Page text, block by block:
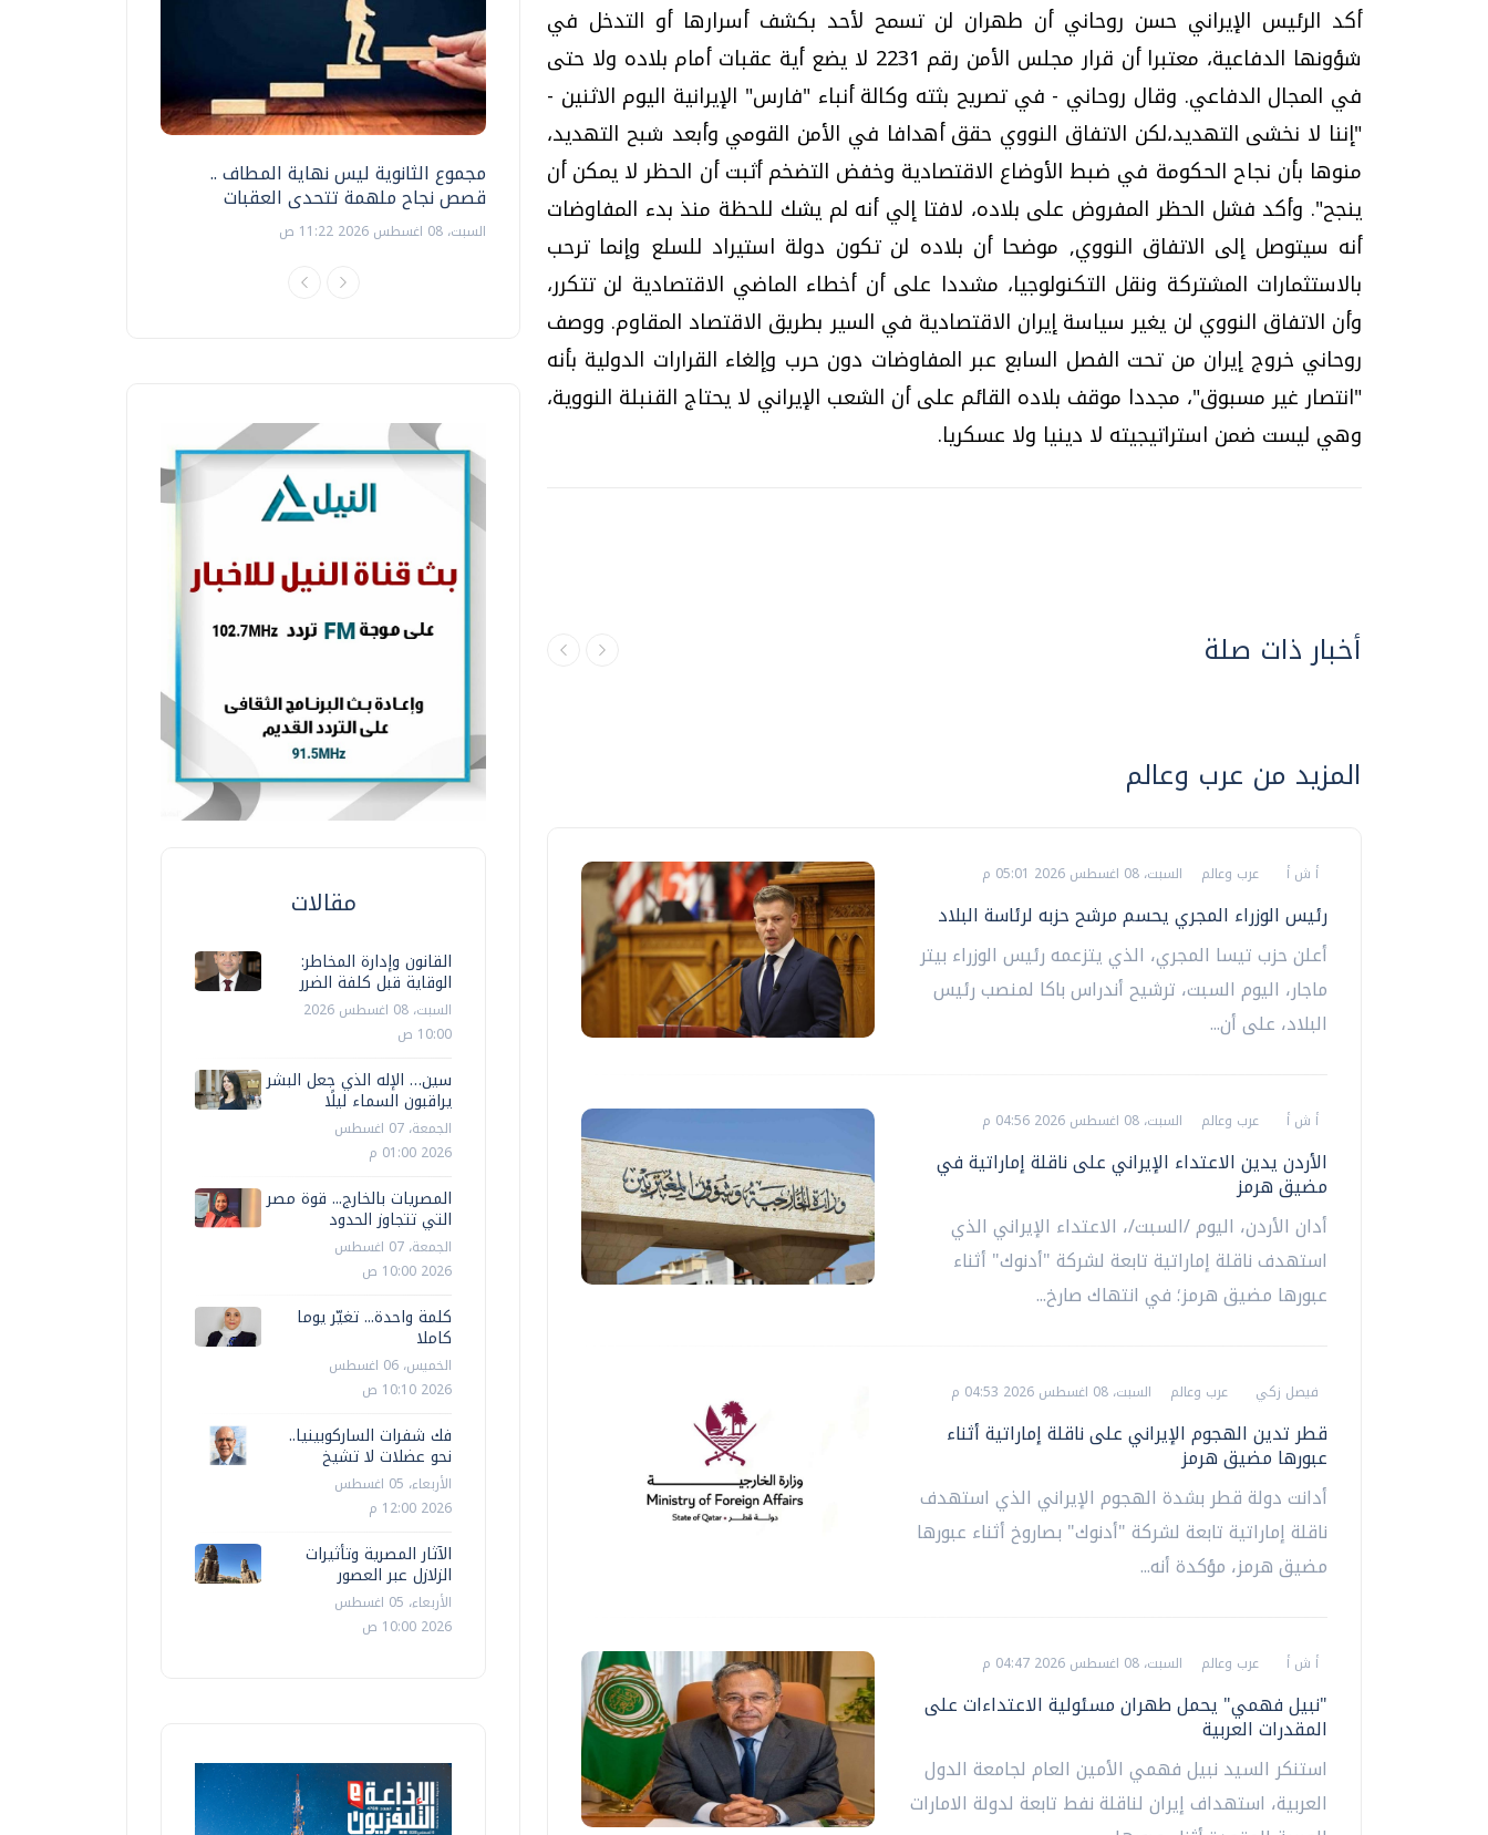
أكد الرئيس الإيراني حسن روحاني أن طهران لن تسمح لأحد بكشف أسرارها أو التدخل في
شؤونها الدفاعية، معتبرا أن قرار مجلس الأمن رقم 2231 لا يضع أية عقبات أمام بلاده ولا حتى
في المجال الدفاعي. وقال روحاني - في تصريح بثته وكالة أنباء "فارس" الإيرانية اليوم الاثنين -
"إننا لا نخشى التهديد،لكن الاتفاق النووي حقق أهدافا في الأمن القومي وأبعد شبح التهديد،
منوها بأن نجاح الحكومة في ضبط الأوضاع الاقتصادية وخفض التضخم أثبت أن الحظر لا يمكن أن
ينجح". وأكد فشل الحظر المفروض على بلاده، لافتا إلي أنه لم يشك للحظة منذ بدء المفاوضات
أنه سيتوصل إلى الاتفاق النووي, موضحا أن بلاده لن تكون دولة استيراد للسلع وإنما ترحب
بالاستثمارات المشتركة ونقل التكنولوجيا، مشددا على أن أخطاء الماضي الاقتصادية لن تتكرر،
وأن الاتفاق النووي لن يغير سياسة إيران الاقتصادية في السير بطريق الاقتصاد المقاوم. ووصف
روحاني خروج إيران من تحت الفصل السابع عبر المفاوضات دون حرب وإلغاء القرارات الدولية بأنه
"انتصار غير مسبوق"، مجددا موقف بلاده القائم على أن الشعب الإيراني لا يحتاج القنبلة النووية،
وهي ليست ضمن استراتيجيته لا دينيا ولا عسكريا.
أخبار ذات صلة
المزيد من عرب وعالم
أ ش أ عرب وعالم السبت، 08 اغسطس 2026 05:01 م
رئيس الوزراء المجري يحسم مرشح حزبه لرئاسة البلاد
أعلن حزب تيسا المجري، الذي يتزعمه رئيس الوزراء بيتر
ماجار، اليوم السبت، ترشيح أندراس باكا لمنصب رئيس
البلاد، على أن...
أ ش أ عرب وعالم السبت، 08 اغسطس 2026 04:56 م
الأردن يدين الاعتداء الإيراني على ناقلة إماراتية في
مضيق هرمز
أدان الأردن، اليوم /السبت/، الاعتداء الإيراني الذي
استهدف ناقلة إماراتية تابعة لشركة "أدنوك" أثناء
عبورها مضيق هرمز؛ في انتهاك صارخ...
فيصل زكي عرب وعالم السبت، 08 اغسطس 2026 04:53 م
قطر تدين الهجوم الإيراني على ناقلة إماراتية أثناء
عبورها مضيق هرمز
أدانت دولة قطر بشدة الهجوم الإيراني الذي استهدف
ناقلة إماراتية تابعة لشركة "أدنوك" بصاروخ أثناء عبورها
مضيق هرمز، مؤكدة أنه...
أ ش أ عرب وعالم السبت، 08 اغسطس 2026 04:47 م
"نبيل فهمي" يحمل طهران مسئولية الاعتداءات على
المقدرات العربية
استنكر السيد نبيل فهمي الأمين العام لجامعة الدول
العربية، استهداف إيران لناقلة نفط تابعة لدولة الامارات
مجموع الثانوية ليس نهاية المطاف ..
قصص نجاح ملهمة تتحدى العقبات
السبت، 08 اغسطس 2026 11:22 ص
بعد إشعارات "جوجل" .. هل يمكن التنبوء
بالزلازل وكيف نتعامل معها؟
دليلك للتنسيق الجامعي .. تساؤلات
وإجابات
فيديو.. الإعلام الرقمي.. تقنيات واعدة
وتحديات هائلة
مقالات
القانون وإدارة المخاطر:
الوقاية قبل كلفة الضرر
السبت، 08 اغسطس 2026
10:00 ص
سين… الإله الذي جعل البشر
يراقبون السماء ليلًا
الجمعة، 07 اغسطس
2026 01:00 م
المصريات بالخارج... قوة مصر
التي تتجاوز الحدود
الجمعة، 07 اغسطس
2026 10:00 ص
كلمة واحدة... تغيّر يوما
كاملا
الخميس، 06 اغسطس
2026 10:10 ص
فك شفرات الساركوبينيا..
نحو عضلات لا تشيخ
الأربعاء، 05 اغسطس
2026 12:00 م
الآثار المصرية وتأثيرات
الزلازل عبر العصور
الأربعاء، 05 اغسطس
2026 10:00 ص